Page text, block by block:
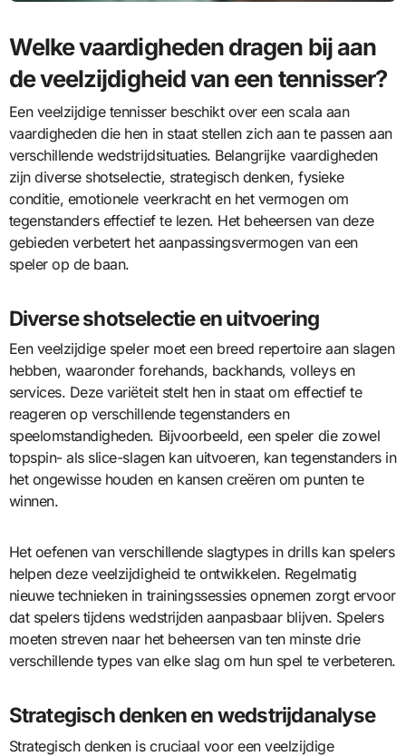
Welke vaardigheden dragen bij aan
de veelzijdigheid van een tennisser?
Een veelzijdige tennisser beschikt over een scala aan
vaardigheden die hen in staat stellen zich aan te passen aan
verschillende wedstrijdsituaties. Belangrijke vaardigheden
zijn diverse shotselectie, strategisch denken, fysieke
conditie, emotionele veerkracht en het vermogen om
tegenstanders effectief te lezen. Het beheersen van deze
gebieden verbetert het aanpassingsvermogen van een
speler op de baan.
Diverse shotselectie en uitvoering
Een veelzijdige speler moet een breed repertoire aan slagen
hebben, waaronder forehands, backhands, volleys en
services. Deze variëteit stelt hen in staat om effectief te
reageren op verschillende tegenstanders en
speelomstandigheden. Bijvoorbeeld, een speler die zowel
topspin- als slice-slagen kan uitvoeren, kan tegenstanders in
het ongewisse houden en kansen creëren om punten te
winnen.
Het oefenen van verschillende slagtypes in drills kan spelers
helpen deze veelzijdigheid te ontwikkelen. Regelmatig
nieuwe technieken in trainingssessies opnemen zorgt ervoor
dat spelers tijdens wedstrijden aanpasbaar blijven. Spelers
moeten streven naar het beheersen van ten minste drie
verschillende types van elke slag om hun spel te verbeteren.
Strategisch denken en wedstrijdanalyse
Strategisch denken is cruciaal voor een veelzijdige